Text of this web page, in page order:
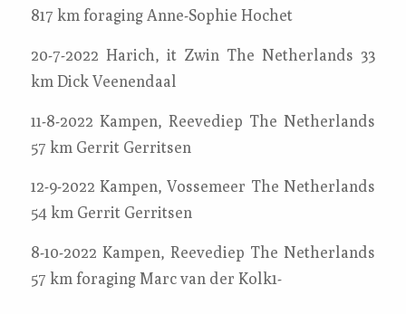
817 km foraging Anne-Sophie Hochet
20-7-2022 Harich, it Zwin The Netherlands 33
km Dick Veenendaal
11-8-2022 Kampen, Reevediep The Netherlands
57 km Gerrit Gerritsen
12-9-2022 Kampen, Vossemeer The Netherlands
54 km Gerrit Gerritsen
8-10-2022 Kampen, Reevediep The Netherlands
57 km foraging Marc van der Kolk1-